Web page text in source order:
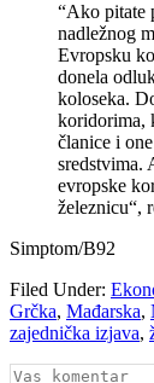
“Ako pitate
nadležnog
Evropsku
donela
koloseka.
koridorima,
članice i
sredstvima.
evropske
železnicu“,
Simptom/B92
Filed Under:
Grčka, Mađarska,
zajednička izjava,